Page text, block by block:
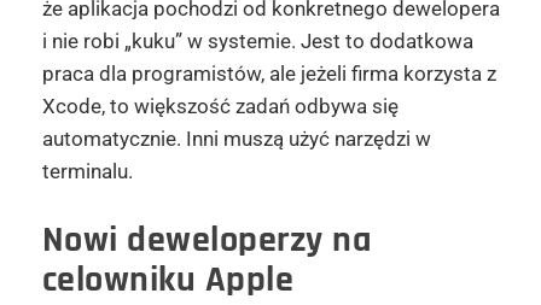
że aplikacja pochodzi od konkretnego dewelopera
i nie robi „kuku” w systemie. Jest to dodatkowa
praca dla programistów, ale jeżeli firma korzysta z
Xcode, to większość zadań odbywa się
automatycznie. Inni muszą użyć narzędzi w
terminalu.
Nowi deweloperzy na
celowniku Apple